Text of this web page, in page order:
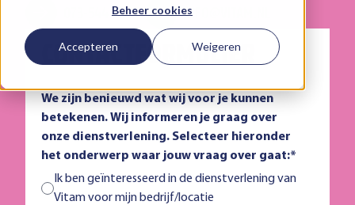
Beheer cookies
Accepteren Weigeren
073-544 21 27 INFO@VITAM.NL
CONTACTFORMULIER
We zijn benieuwd wat wij voor je kunnen
betekenen. Wij informeren je graag over
onze dienstverlening. Selecteer hieronder
het onderwerp waar jouw vraag over gaat:*
Ik ben geïnteresseerd in de dienstverlening van
Vitam voor mijn bedrijf/locatie